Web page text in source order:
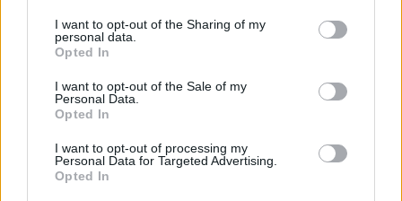
I want to opt-out of the Sharing of my
personal data.
Opted In
I want to opt-out of the Sale of my
Personal Data.
Opted In
I want to opt-out of processing my
Personal Data for Targeted Advertising.
Opted In
UCRAINA (4-3-3): Trubin 6,5; Tymchyk 6,
Zabarnyi 6, Matviyenko 5,5, Zinchenko 6,5;
Shaparenko 7,5 (91' Taloverov s.v.),
Sudakov 6, Brazhko 6 (85' Sydorchuk s.v.);
(66' Yaremchuk 7), Mudryk 6,5 (85'
Malinovskyi s.v.).